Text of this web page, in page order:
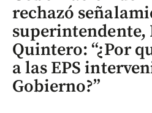
rechazó
superintendente,
Quintero: “¿Por
a las EPS
Gobierno?”